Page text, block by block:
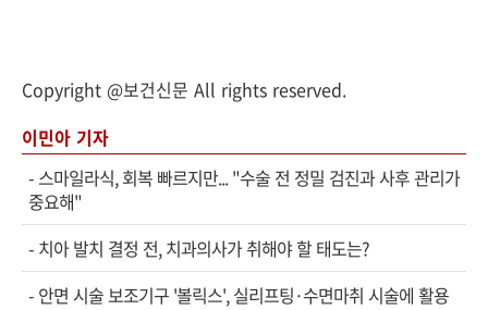
Copyright @보건신문 All rights reserved.
이민아 기자
- 스마일라식, 회복 빠르지만... "수술 전 정밀 검진과 사후 관리가
중요해"
- 치아 발치 결정 전, 치과의사가 취해야 할 태도는?
- 안면 시술 보조기구 '볼릭스', 실리프팅·수면마취 시술에 활용